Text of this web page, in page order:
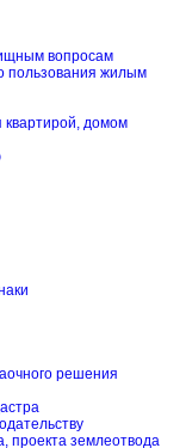
вопросам
пользования жилым
квартирой, домом
решения
проекта землеотвода